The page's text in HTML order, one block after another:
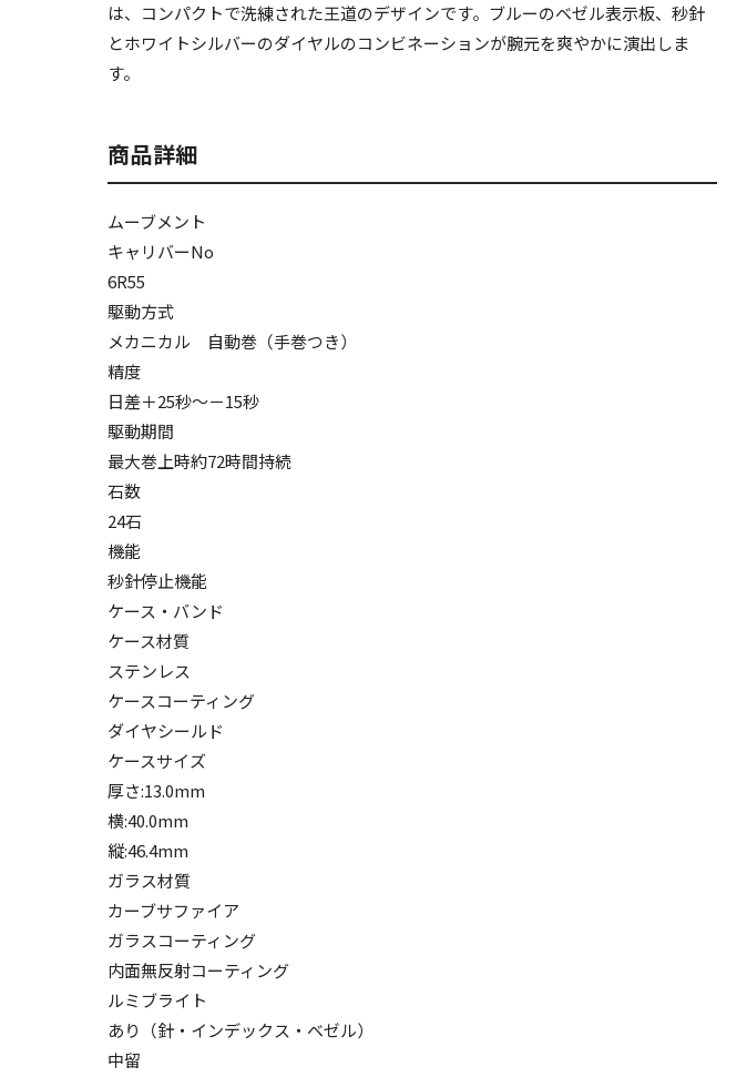
は、コンパクトで洗練された王道のデザインです。ブルーのベゼル表示板、秒針
とホワイトシルバーのダイヤルのコンビネーションが腕元を爽やかに演出しま
す。
商品詳細
ムーブメント
キャリバーNo
6R55
駆動方式
メカニカル 自動巻（手巻つき）
精度
日差＋25秒～－15秒
駆動期間
最大巻上時約72時間持続
石数
24石
機能
秒針停止機能
ケース・バンド
ケース材質
ステンレス
ケースコーティング
ダイヤシールド
ケースサイズ
厚さ:13.0mm
横:40.0mm
縦:46.4mm
ガラス材質
カーブサファイア
ガラスコーティング
内面無反射コーティング
ルミブライト
あり（針・インデックス・ベゼル）
中留